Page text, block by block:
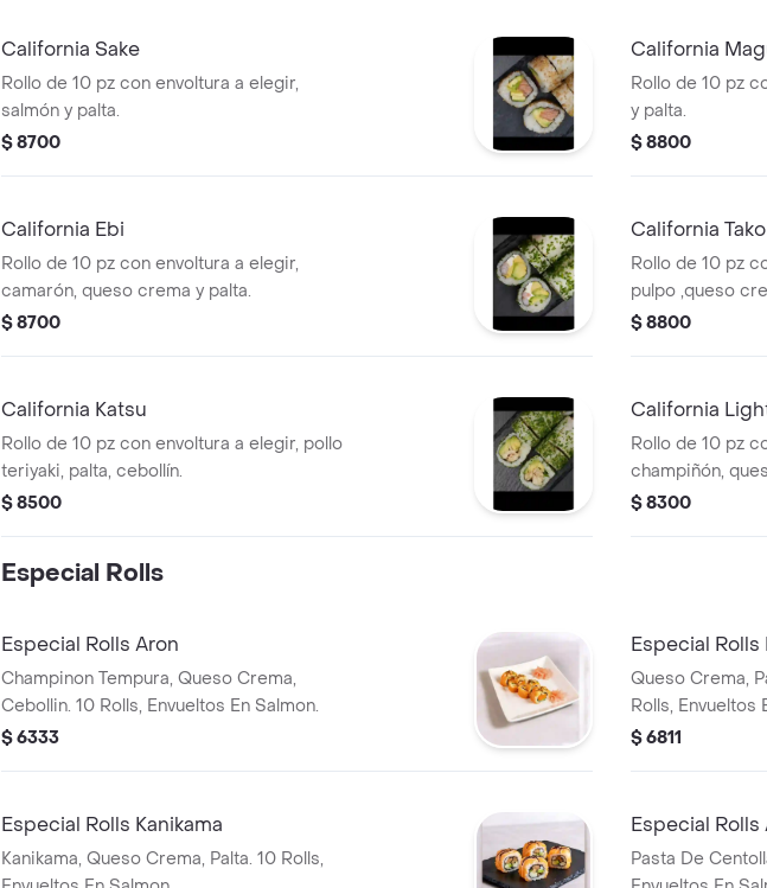
California Sake
Rollo de 10 pz con envoltura a elegir,
salmón y palta.
$ 8700
California
Rollo de 10 pz
y palta.
$ 8800
California Ebi
Rollo de 10 pz con envoltura a elegir,
camarón, queso crema y palta.
$ 8700
California Tako
Rollo de 10 pz
pulpo ,queso
$ 8800
California Katsu
Rollo de 10 pz con envoltura a elegir, pollo
teriyaki, palta, cebollín.
$ 8500
California
Rollo de 10 pz
champiñón,
$ 8300
Especial Rolls
Especial Rolls Aron
Champinon Tempura, Queso Crema,
Cebollin. 10 Rolls, Envueltos En Salmon.
$ 6333
Especial Rolls
Queso Crema,
Rolls, Envueltos
$ 6811
Especial Rolls Kanikama
Kanikama, Queso Crema, Palta. 10 Rolls,
Especial Rolls
Pasta De